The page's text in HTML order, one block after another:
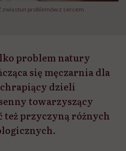
zwiastun problemów z sercem
problem natury
się męczarnia dla
dzieli
towarzyszący
też przyczyną różnych